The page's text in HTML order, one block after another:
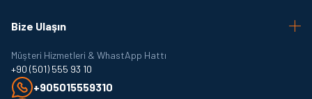
Bize Ulaşın
Müşteri Hizmetleri & WhastApp Hattı
+90 (501) 555 93 10
+905015559310